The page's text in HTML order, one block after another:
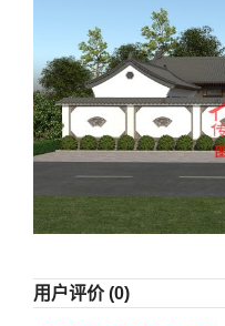
用户评价 (0)